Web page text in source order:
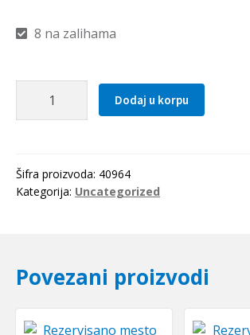
8 na zalihama
prsten
količina
Dodaj u korpu
Šifra proizvoda: 40964
Kategorija: Uncategorized
Povezani proizvodi